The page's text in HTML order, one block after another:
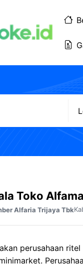
Toko
Alfaria Trijaya Tbk
perusahaan